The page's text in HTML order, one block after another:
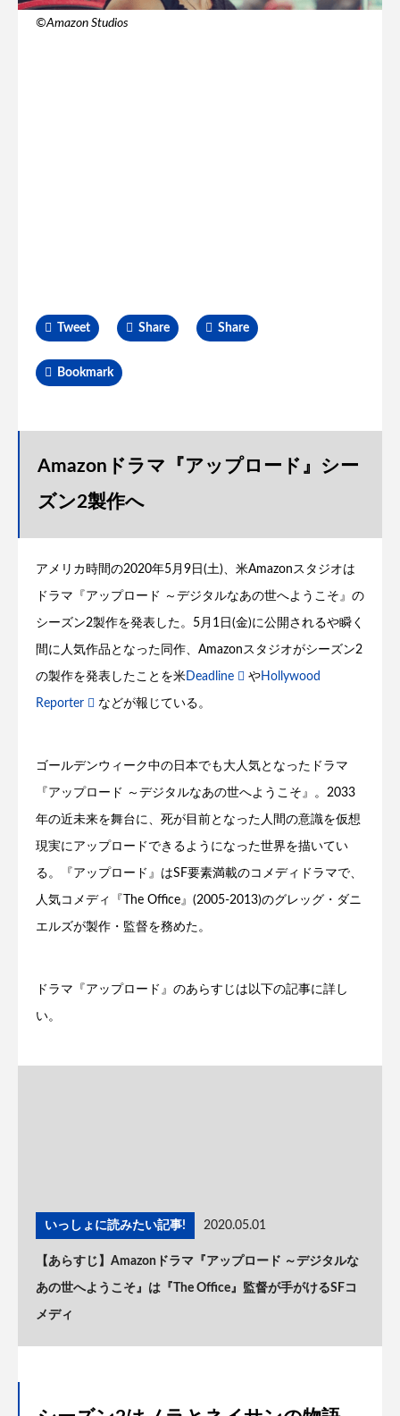
©️Amazon Studios
Tweet Share Share
Bookmark
Amazonドラマ『アップロード』シー
ズン2製作へ
アメリカ時間の2020年5月9日(土)、米Amazonスタジオは
ドラマ『アップロード ～デジタルなあの世へようこそ』の
シーズン2製作を発表した。5月1日(金)に公開されるや瞬く
間に人気作品となった同作、Amazonスタジオがシーズン2
の製作を発表したことを米Deadline やHollywood
Reporter などが報じている。
ゴールデンウィーク中の日本でも大人気となったドラマ
『アップロード ～デジタルなあの世へようこそ』。2033
年の近未来を舞台に、死が目前となった人間の意識を仮想
現実にアップロードできるようになった世界を描いてい
る。『アップロード』はSF要素満載のコメディドラマで、
人気コメディ『The Office』(2005-2013)のグレッグ・ダニ
エルズが製作・監督を務めた。
ドラマ『アップロード』のあらすじは以下の記事に詳し
い。
いっしょに読みたい記事! 2020.05.01
【あらすじ】Amazonドラマ『アップロード ～デジタルな
あの世へようこそ』は『The Office』監督が手がけるSFコ
メディ